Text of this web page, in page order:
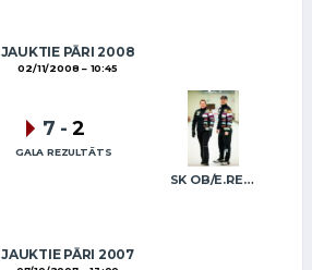
JAUKTIE PĀRI 2008
02/11/2008 10:45
SK OB/E.REGŽA R.FREIDENSONS
7 - 2
GALA REZULTĀTS
JAUKTIE PĀRI 2007